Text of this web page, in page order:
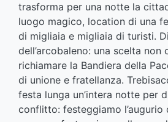
trasforma per una notte la
luogo magico, location di una
di migliaia e migliaia di turisti.
dell’arcobaleno: una scelta non
richiamare la Bandiera della
di unione e fratellanza.
festa lunga un’intera notte per
conflitto: festeggiamo l’augurio